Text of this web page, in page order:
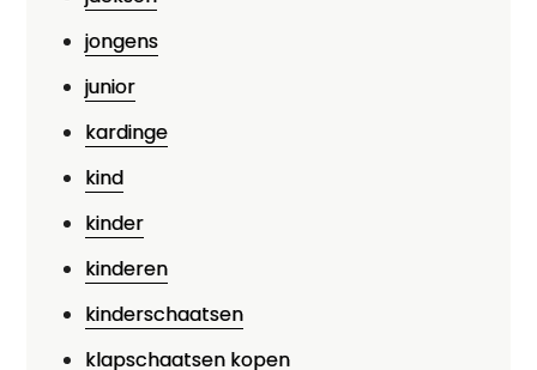
jongens
junior
kardinge
kind
kinder
kinderen
kinderschaatsen
klapschaatsen kopen